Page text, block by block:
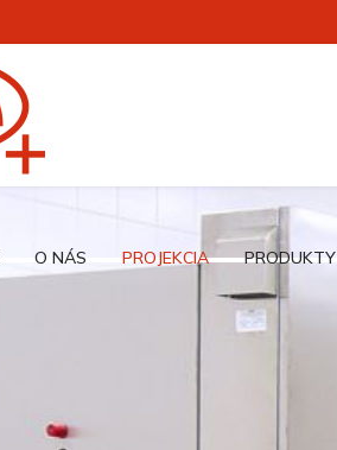
O NÁS PROJEKCIA PRODUKTY